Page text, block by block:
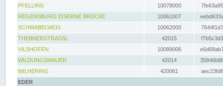
PFELLING
10078000
REGENSBURG EISERNE BRÜCKE
10061007
SCHWABELWEIS
10062000
THEBNERSTRASSL
42015
VILSHOFEN
10089006
WILDUNGSMAUER
42014
WILHERING
420061
EDER